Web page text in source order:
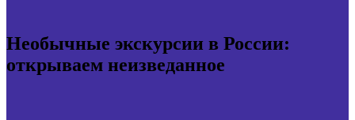
Необычные экскурсии в России:
открываем неизведанное